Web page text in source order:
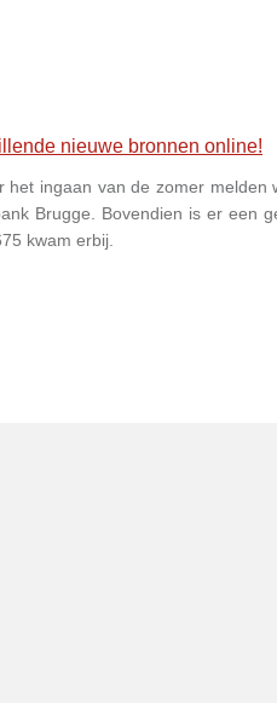
nieuwe bronnen online!
het ingaan van de zomer
Brugge. Bovendien is er een
kwam erbij.